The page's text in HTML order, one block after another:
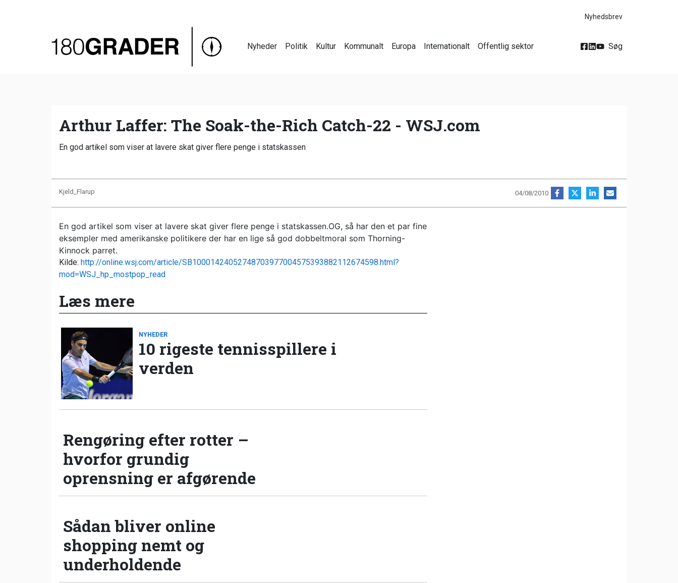
Nyhedsbrev
Nyheder Politik Kultur Kommunalt Europa Internationalt Offentlig sektor Søg
Arthur Laffer: The Soak-the-Rich Catch-22 - WSJ.com
En god artikel som viser at lavere skat giver flere penge i statskassen
Kjeld_Flarup 04/08/2010
En god artikel som viser at lavere skat giver flere penge i statskassen.OG, så har den et par fine
eksempler med amerikanske politikere der har en lige så god dobbeltmoral som Thorning-
Kinnock parret.
Kilde: http://online.wsj.com/article/SB10001424052748703977004575393882112674598.html?
mod=WSJ_hp_mostpop_read
Læs mere
NYHEDER
10 rigeste tennisspillere i
verden
Rengøring efter rotter –
hvorfor grundig
oprensning er afgørende
Sådan bliver online
shopping nemt og
underholdende